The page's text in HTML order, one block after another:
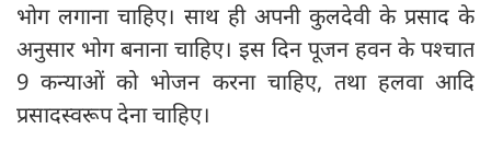
भोग लगाना चाहिए। साथ ही अपनी कुलदेवी के प्रसाद के
अनुसार भोग बनाना चाहिए। इस दिन पूजन हवन के पश्चात
9 कन्याओं को भोजन करना चाहिए, तथा हलवा आदि
प्रसादस्वरूप देना चाहिए।